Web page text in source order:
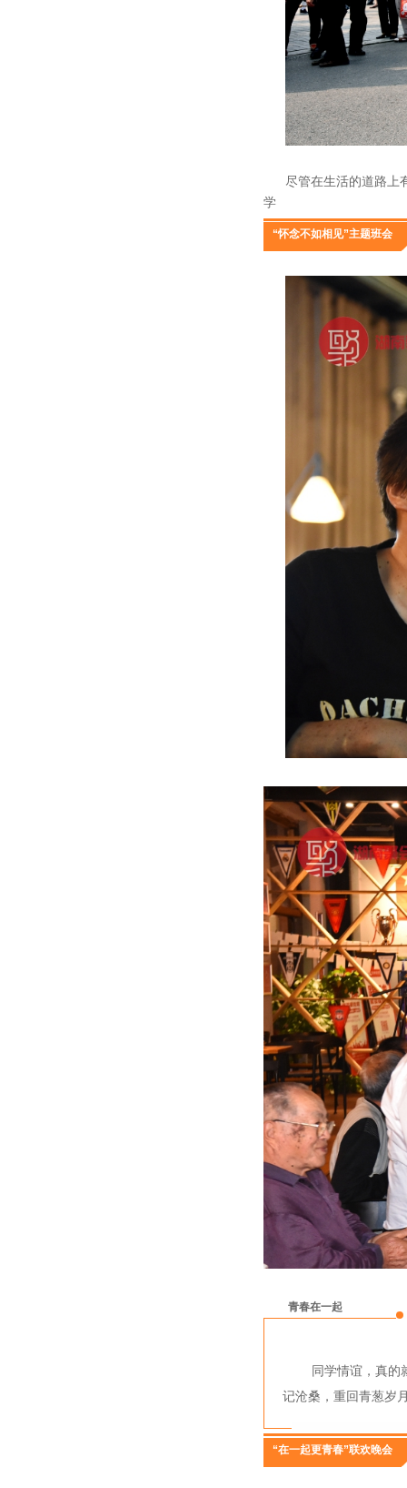
尽管在生活的道路上
学
“怀念不如相见”主题班会
青春在一起
同学情谊，真
记沧桑，重回青葱岁
“在一起更青春”联欢晚会